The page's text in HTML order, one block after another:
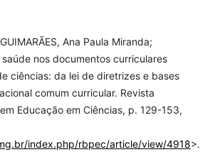
Ana Paula Miranda;
saúde nos documentos curriculares
ciências: da lei de diretrizes e bases
comum curricular. Revista
Educação em Ciências, p. 129-153,
index.php/rbpec/article/view/4918>.